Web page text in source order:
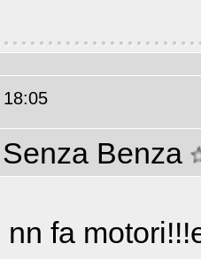
Benza
fa